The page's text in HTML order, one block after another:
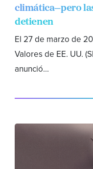
climática—pero
detienen
El 27 de marzo de
Valores de EE. UU.
anunció...